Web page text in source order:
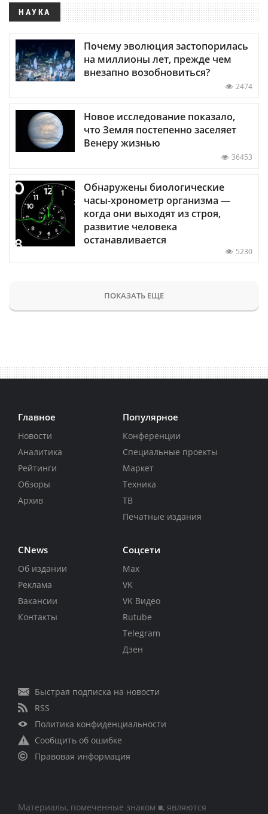
НАУКА
Почему эволюция застопорилась
на миллионы лет, прежде чем
внезапно возобновиться?
2474
Новое исследование показало,
что Земля постепенно заселяет
Венеру жизнью
36453
Обнаружены биологические
часы-хронометр организма —
когда они выходят из строя,
развитие человека
останавливается
5230
ПОКАЗАТЬ ЕЩЕ
Главное
Новости
Аналитика
Рейтинги
Обзоры
Архив
Популярное
Конференции
Специальные проекты
Маркет
Техника
ТВ
Печатные издания
CNews
Об издании
Реклама
Вакансии
Контакты
Соцсети
Max
VK
VK Видео
Rutube
Telegram
Дзен
Быстрая подписка на новости
RSS
Политика конфиденциальности
Сообщить об ошибке
Правовая информация
Материалы, помеченные знаком ■, являются